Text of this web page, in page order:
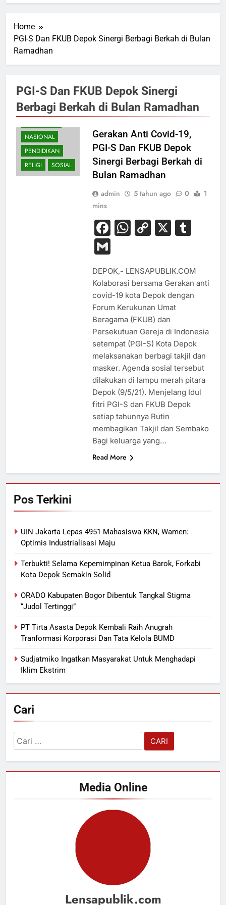
Home
PGI-S Dan FKUB Depok Sinergi Berbagi Berkah di Bulan
Ramadhan
PGI-S Dan FKUB Depok Sinergi
Berbagi Berkah di Bulan Ramadhan
EKONOMI
NASIONAL
PENDIDIKAN
RELIGI
SOSIAL
Gerakan Anti Covid-19,
PGI-S Dan FKUB Depok
Sinergi Berbagi Berkah di
Bulan Ramadhan
admin 5 tahun ago 0
1
mins
Facebook
WhatsApp
Copy
X
Gmail
DEPOK,- LENSAPUBLIK.COM
Kolaborasi bersama Gerakan anti
covid-19 kota Depok dengan
Forum Kerukunan Umat
Beragama (FKUB) dan
Persekutuan Gereja di Indonesia
setempat (PGI-S) Kota Depok
melaksanakan berbagi takjil dan
masker. Agenda sosial tersebut
dilakukan di lampu merah pitara
Depok (9/5/21). Menjelang Idul
fitri PGI-S dan FKUB Depok
setiap tahunnya Rutin
membagikan Takjil dan Sembako
Bagi keluarga yang…
Read More
Pos Terkini
UIN Jakarta Lepas 4951 Mahasiswa KKN, Wamen:
Optimis Industrialisasi Maju
Terbukti! Selama Kepemimpinan Ketua Barok, Forkabi
Kota Depok Semakin Solid
ORADO Kabupaten Bogor Dibentuk Tangkal Stigma
“Judol Tertinggi”
PT Tirta Asasta Depok Kembali Raih Anugrah
Tranformasi Korporasi Dan Tata Kelola BUMD
Sudjatmiko Ingatkan Masyarakat Untuk Menghadapi
Iklim Ekstrim
Cari
Cari
untuk:
Media Online
Lensapublik.com